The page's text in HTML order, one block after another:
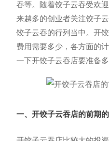
吞等。随着饺子云吞受欢
来越多的创业者关注饺子
饺子云吞的行列当中。开
费用需要多少，各方面的
一下开饺子云吞店要准备
一、开饺子云吞店的前期的